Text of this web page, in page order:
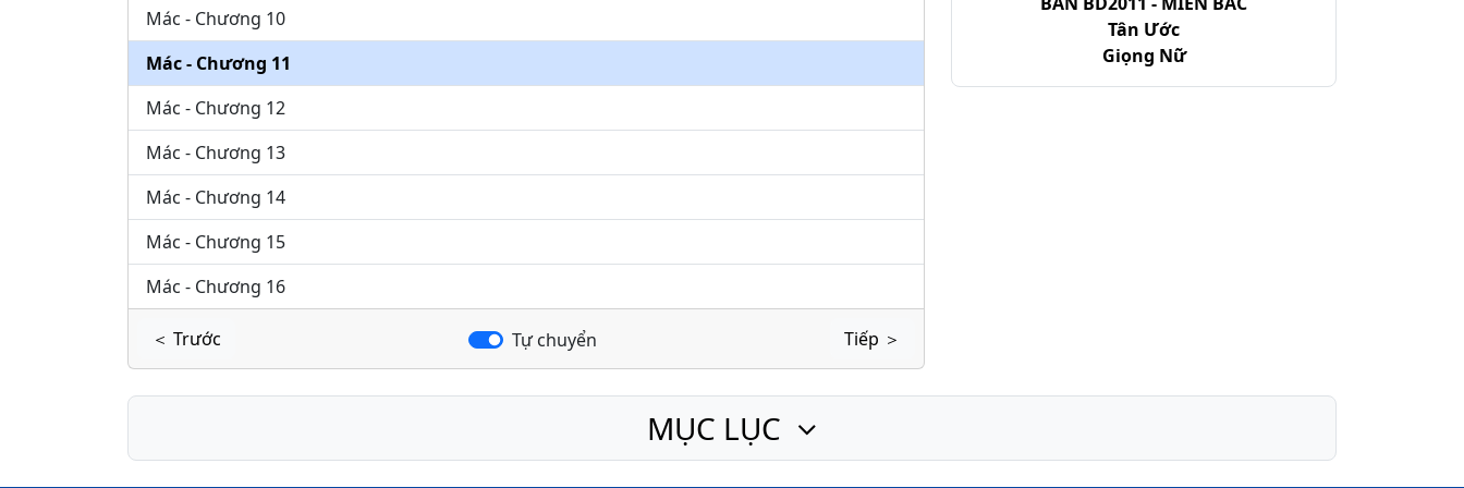
to
Mác - Chương 10
Mác - Chương 11
Mác - Chương 12
Mác - Chương 13
Mác - Chương 14
Mác - Chương 15
Mác - Chương 16
＜ Trước Tự chuyển Tiếp ＞
Tân Ước
Giọng Nữ
MỤC LỤC